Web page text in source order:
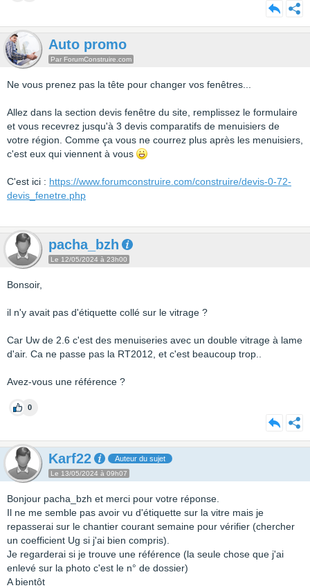
Auto promo
Par ForumConstruire.com
Ne vous prenez pas la tête pour changer vos fenêtres...
Allez dans la section devis fenêtre du site, remplissez le formulaire
et vous recevrez jusqu'à 3 devis comparatifs de menuisiers de
votre région. Comme ça vous ne courrez plus après les menuisiers,
c'est eux qui viennent à vous
C'est ici : https://www.forumconstruire.com/construire/devis-0-72-
devis_fenetre.php
pacha_bzh
Le 12/05/2024 à 23h00
Bonsoir,
il n'y avait pas d'étiquette collé sur le vitrage ?
Car Uw de 2.6 c'est des menuiseries avec un double vitrage à lame
d'air. Ca ne passe pas la RT2012, et c'est beaucoup trop..
Avez-vous une référence ?
0
Karf22 Auteur du sujet
Le 13/05/2024 à 09h07
Bonjour pacha_bzh et merci pour votre réponse.
Il ne me semble pas avoir vu d'étiquette sur la vitre mais je
repasserai sur le chantier courant semaine pour vérifier (chercher
un coefficient Ug si j'ai bien compris).
Je regarderai si je trouve une référence (la seule chose que j'ai
enlevé sur la photo c'est le n° de dossier)
A bientôt